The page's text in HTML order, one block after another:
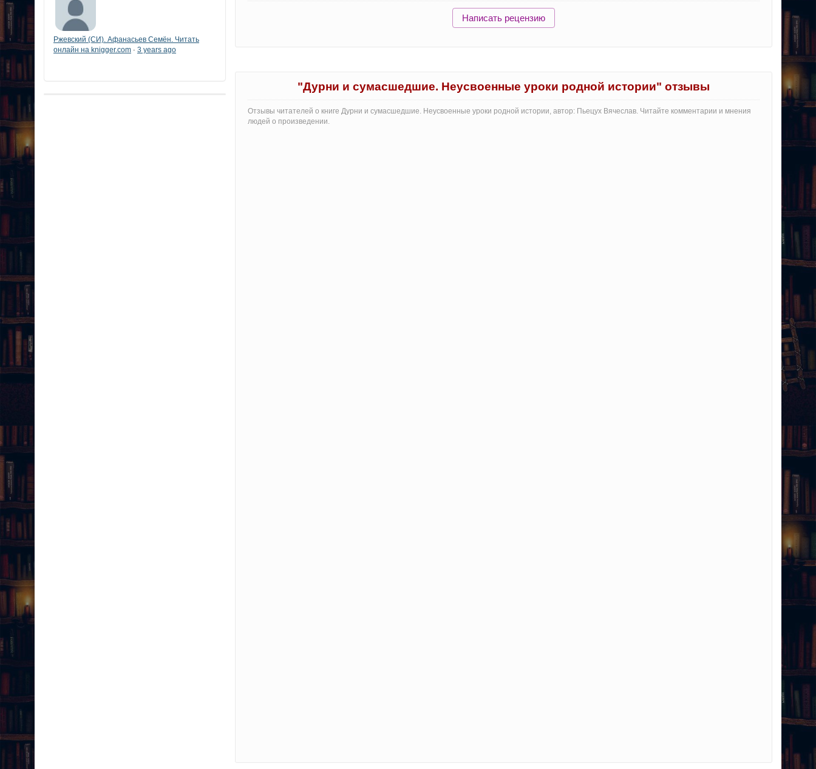
Ржевский (СИ). Афанасьев Семён. Читать
онлайн на knigger.com · 3 years ago
Написать рецензию
"Дурни и сумасшедшие. Неусвоенные уроки родной истории" отзывы
Отзывы читателей о книге Дурни и сумасшедшие. Неусвоенные уроки родной истории, автор: Пьецух Вячеслав. Читайте комментарии и мнения
людей о произведении.